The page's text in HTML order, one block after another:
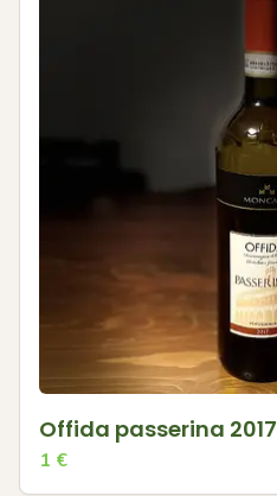
Offida passerina 2017
1 €